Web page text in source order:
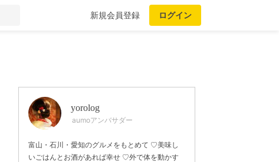
新規会員登録 ログイン
yorolog
aumoアンバサダー
富山・石川・愛知のグルメをもとめて ♡美味し
いごはんとお酒があれば幸せ ♡外で体を動かす